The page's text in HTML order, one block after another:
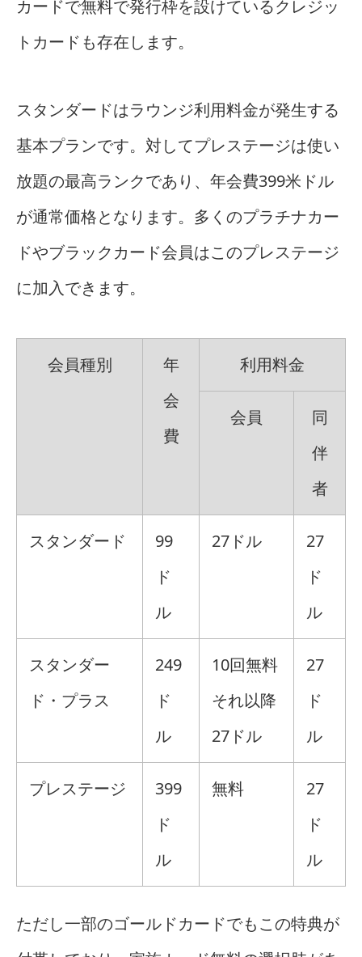
カードで無料で発行枠を設けているクレジッ
トカードも存在します。
スタンダードはラウンジ利用料金が発生する
基本プランです。対してプレステージは使い
放題の最高ランクであり、年会費399米ドル
が通常価格となります。多くのプラチナカー
ドやブラックカード会員はこのプレステージ
に加入できます。
会員種別
年
会
費
利用料金
会員
同
伴
者
スタンダード
99
ド
ル
27ドル
27
ド
ル
スタンダー
ド・プラス
249
ド
ル
10回無料
それ以降
27ドル
27
ド
ル
プレステージ
399
ド
ル
無料
27
ド
ル
ただし一部のゴールドカードでもこの特典が